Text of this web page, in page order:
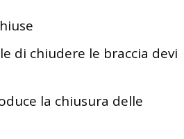
di chiudere le braccia devi
la chiusura delle